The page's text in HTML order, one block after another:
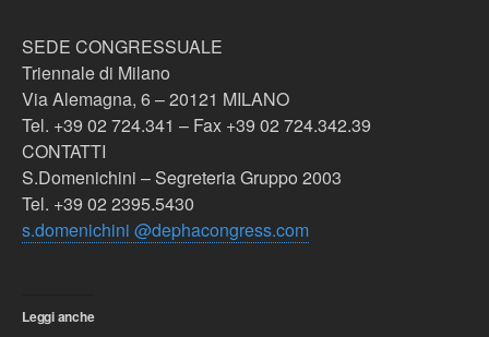
SEDE CONGRESSUALE
Triennale di Milano
Via Alemagna, 6 – 20121 MILANO
Tel. +39 02 724.341 – Fax +39 02 724.342.39
CONTATTI
S.Domenichini – Segreteria Gruppo 2003
Tel. +39 02 2395.5430
s.domenichini @dephacongress.com
Leggi anche